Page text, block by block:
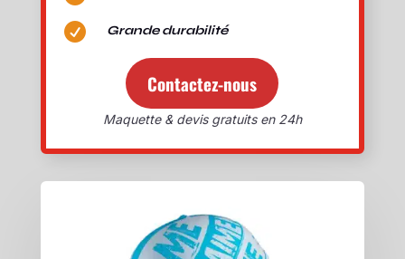
 Grande durabilité
Contactez-nous
Maquette & devis gratuits en 24h